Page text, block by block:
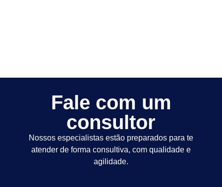
Fale com um
consultor
Nossos especialistas estão preparados para te
atender de forma consultiva, com qualidade e
agilidade.